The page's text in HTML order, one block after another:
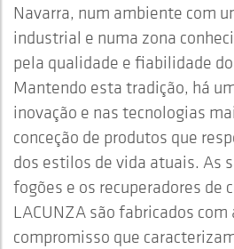
Navarra, num ambiente com
industrial e numa zona
pela qualidade e fiabilidade
Mantendo esta tradição, há
inovação e nas tecnologias
conceção de produtos que
dos estilos de vida atuais. As
fogões e os recuperadores de
LACUNZA são fabricados com
compromisso que